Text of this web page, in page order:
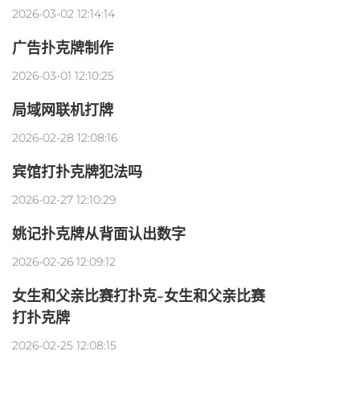
2026-03-02 12:14:14
广告扑克牌制作
2026-03-01 12:10:25
局域网联机打牌
2026-02-28 12:08:16
宾馆打扑克牌犯法吗
2026-02-27 12:10:29
姚记扑克牌从背面认出数字
2026-02-26 12:09:12
女生和父亲比赛打扑克-女生和父亲比赛
打扑克牌
2026-02-25 12:08:15